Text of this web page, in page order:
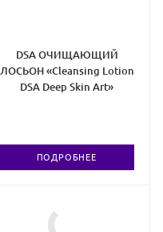
DSA ОЧИЩАЮЩИЙ
ЛОСЬОН «Cleansing Lotion
DSA Deep Skin Art»
ПОДРОБНЕЕ